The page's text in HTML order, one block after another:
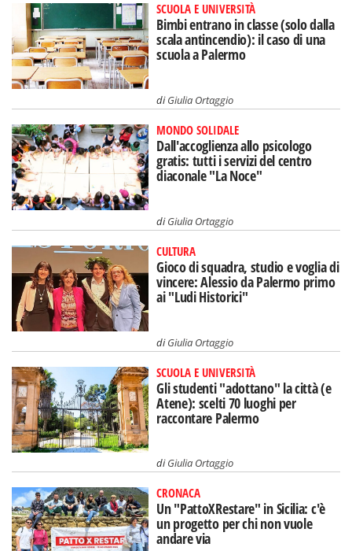
SCUOLA E UNIVERSITÀ
Bimbi entrano in classe (solo dalla
scala antincendio): il caso di una
scuola a Palermo
diGiulia Ortaggio
MONDO SOLIDALE
Dall'accoglienza allo psicologo
gratis: tutti i servizi del centro
diaconale "La Noce"
diGiulia Ortaggio
CULTURA
Gioco di squadra, studio e voglia di
vincere: Alessio da Palermo primo
ai "Ludi Historici"
diGiulia Ortaggio
SCUOLA E UNIVERSITÀ
Gli studenti "adottano" la città (e
Atene): scelti 70 luoghi per
raccontare Palermo
diGiulia Ortaggio
CRONACA
Un "PattoXRestare" in Sicilia: c'è
un progetto per chi non vuole
andare via